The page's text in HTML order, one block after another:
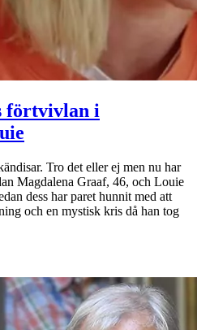
förtvivlan i
Tro det eller ej men nu har
Magdalena Graaf, 46, och Louie
dess har paret hunnit med att
och en mystisk kris då han tog